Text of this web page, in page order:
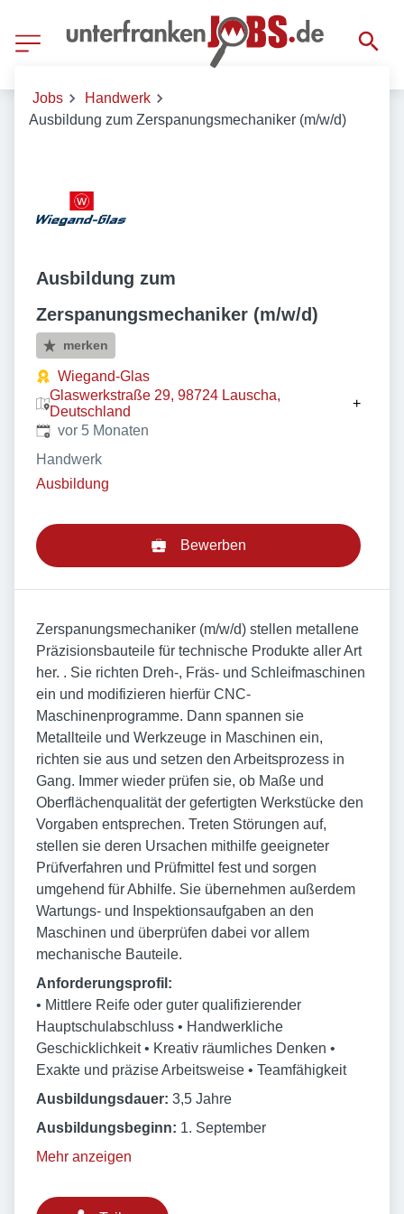
Jobs
Handwerk
Ausbildung zum Zerspanungsmechaniker (m/w/d)
Ausbildung zum
Zerspanungsmechaniker (m/w/d)
merken
Wiegand-Glas
Glaswerkstraße 29, 98724 Lauscha,
Deutschland
+
Veröffentlicht:
vor 5 Monaten
Handwerk
Ausbildung
Bewerben
Zerspanungsmechaniker (m/w/d) stellen metallene
Präzisionsbauteile für technische Produkte aller Art
her. . Sie richten Dreh-, Fräs- und Schleifmaschinen
ein und modifizieren hierfür CNC-
Maschinenprogramme. Dann spannen sie
Metallteile und Werkzeuge in Maschinen ein,
richten sie aus und setzen den Arbeitsprozess in
Gang. Immer wieder prüfen sie, ob Maße und
Oberflächenqualität der gefertigten Werkstücke den
Vorgaben entsprechen. Treten Störungen auf,
stellen sie deren Ursachen mithilfe geeigneter
Prüfverfahren und Prüfmittel fest und sorgen
umgehend für Abhilfe. Sie übernehmen außerdem
Wartungs- und Inspektionsaufgaben an den
Maschinen und überprüfen dabei vor allem
mechanische Bauteile.
Anforderungsprofil:
• Mittlere Reife oder guter qualifizierender
Hauptschulabschluss • Handwerkliche
Geschicklichkeit • Kreativ räumliches Denken •
Exakte und präzise Arbeitsweise • Teamfähigkeit
Ausbildungsdauer: 3,5 Jahre
Ausbildungsbeginn: 1. September
Mehr anzeigen